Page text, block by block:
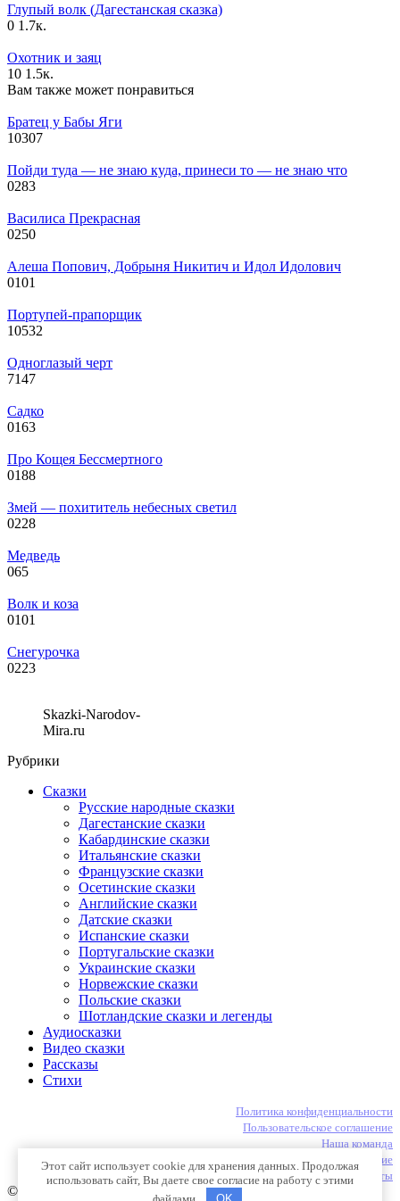
Глупый волк (Дагестанская сказка)
0 1.7к.
Охотник и заяц
10 1.5к.
Вам также может понравиться
Братец у Бабы Яги
10307
Пойди туда — не знаю куда, принеси то — не знаю что
0283
Василиса Прекрасная
0250
Алеша Попович, Добрыня Никитич и Идол Идолович
0101
Портупей-прапорщик
10532
Одноглазый черт
7147
Садко
0163
Про Кощея Бессмертного
0188
Змей — похититель небесных светил
0228
Медведь
065
Волк и коза
0101
Снегурочка
0223
Skazki-Narodov-
Mira.ru
Рубрики
Сказки
Русские народные сказки
Дагестанские сказки
Кабардинские сказки
Итальянские сказки
Французские сказки
Осетинские сказки
Английские сказки
Датские сказки
Испанские сказки
Португальские сказки
Украинские сказки
Норвежские сказки
Польские сказки
Шотландские сказки и легенды
Аудиосказки
Видео сказки
Рассказы
Стихи
Политика конфиденциальности
Пользовательское соглашение
Наша команда
Содержание
Контакты
© 2020 - 2026 - Сказки народов мира
Этот сайт использует cookie для хранения данных. Продолжая
использовать сайт, Вы даете свое согласие на работу с этими